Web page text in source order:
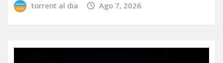
torrent al dia Ago 7, 2026